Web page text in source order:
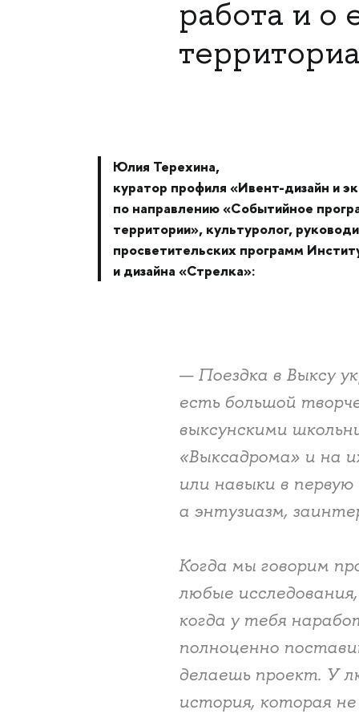
работа и о
Юлия Терехина,
куратор профиля «Ивент-дизайн и
по направлению «Событийное
территории», культуролог,
просветительских программ
и дизайна «Стрелка»:
— Поездка в Выксу
есть большой
выксунскими
«Выксадрома» и на
или навыки в
а энтузиазм,
Когда мы говорим
любые
когда у тебя
полноценно
делаешь проект. У
история, которая